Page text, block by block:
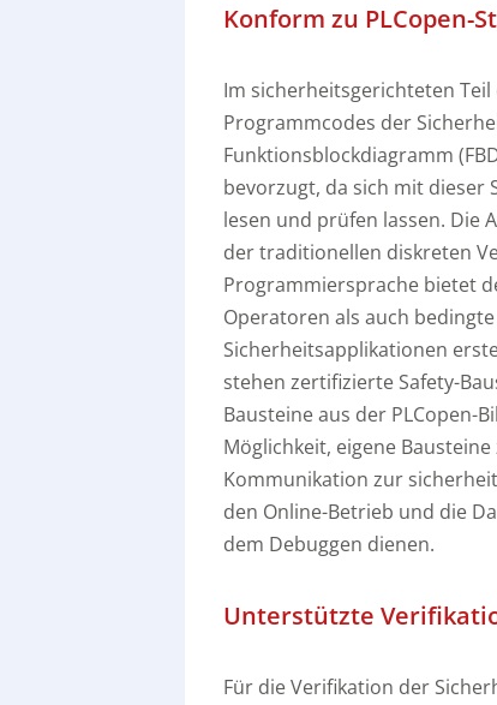
Konform zu PLCopen-
Im sicherheitsgerichteten
Programmcodes der
Funktionsblockdiagramm
bevorzugt, da sich mit
lesen und prüfen lassen. Die
der traditionellen diskreten
Programmiersprache bietet
Operatoren als auch
Sicherheitsapplikationen
stehen zertifizierte Safety-
Bausteine aus der PLCopen-
Möglichkeit, eigene
Kommunikation zur
den Online-Betrieb und die
dem Debuggen dienen.
Unterstützte
Für die Verifikation der